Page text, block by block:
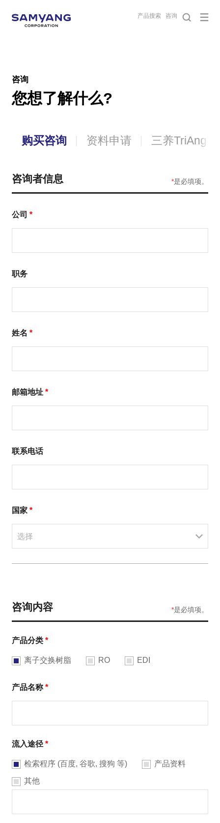
产品搜索 咨询
咨询
您想了解什么?
购买咨询 资料申请 三养TriAngle
咨询者信息 *是必填项。
公司 *
职务
姓名 *
邮箱地址 *
联系电话
国家 *
选择
咨询内容 *是必填项。
产品分类 *
离子交换树脂 RO EDI
产品名称 *
流入途径 *
检索程序 (百度, 谷歌, 搜狗 等) 产品资料
其他